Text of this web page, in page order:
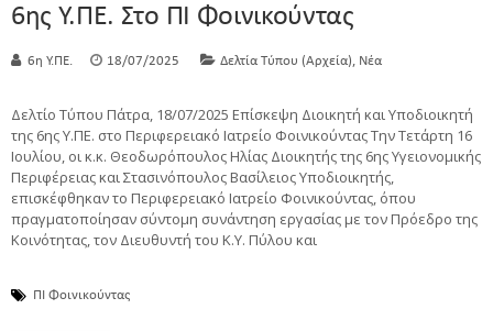
6ης Υ.ΠΕ. Στο ΠΙ Φοινικούντας
6η Υ.ΠΕ. 18/07/2025 Δελτία Τύπου (Αρχεία), Νέα
Δελτίο Τύπου Πάτρα, 18/07/2025 Επίσκεψη Διοικητή και Υποδιοικητή
της 6ης Υ.ΠΕ. στο Περιφερειακό Ιατρείο Φοινικούντας Την Τετάρτη 16
Ιουλίου, οι κ.κ. Θεοδωρόπουλος Ηλίας Διοικητής της 6ης Υγειονομικής
Περιφέρειας και Στασινόπουλος Βασίλειος Υποδιοικητής,
επισκέφθηκαν το Περιφερειακό Ιατρείο Φοινικούντας, όπου
πραγματοποίησαν σύντομη συνάντηση εργασίας με τον Πρόεδρο της
Κοινότητας, τον Διευθυντή του Κ.Υ. Πύλου και
ΠΙ Φοινικούντας